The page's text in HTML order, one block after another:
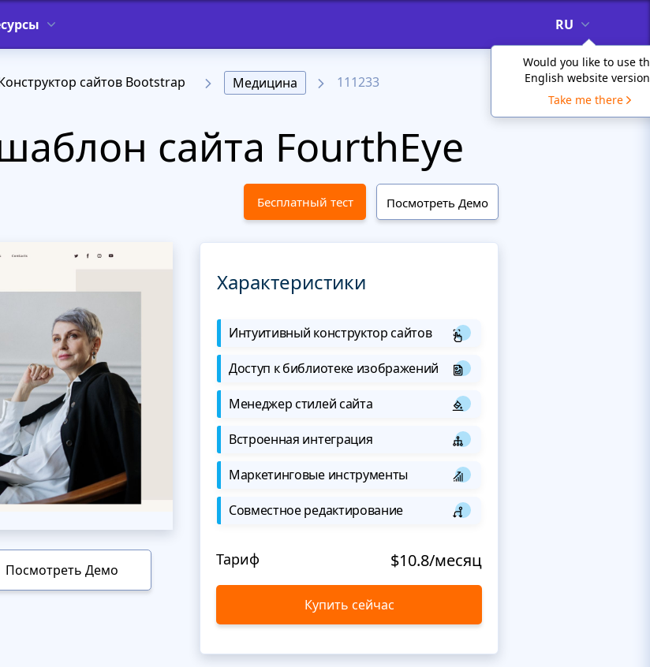
RU
Would you like to use
English website
Take me there
сайтов Bootstrap Медицина 111233
сайта FourthEye
Бесплатный тест Посмотреть Демо
Посмотреть Демо
Характеристики
Интуитивный конструктор сайтов
Доступ к библиотеке изображений
Менеджер стилей сайта
Встроенная интеграция
Маркетинговые инструменты
Совместное редактирование
Тариф $10.8/месяц
Купить сейчас